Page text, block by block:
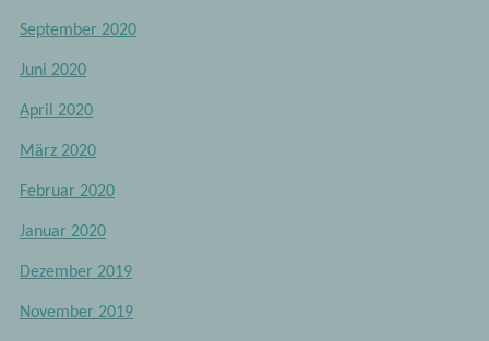
September 2020
Juni 2020
April 2020
März 2020
Februar 2020
Januar 2020
Dezember 2019
November 2019